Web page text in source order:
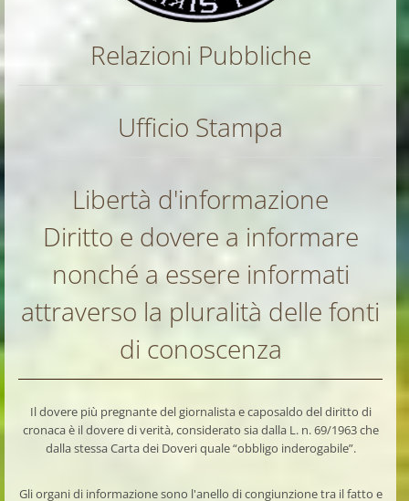
Relazioni Pubbliche
Ufficio Stampa
Libertà d'informazione
Diritto e dovere a informare
nonché a essere informati
attraverso la pluralità delle fonti
di conoscenza
Il dovere più pregnante del giornalista e caposaldo del diritto di
cronaca è il dovere di verità, considerato sia dalla L. n. 69/1963 che
dalla stessa Carta dei Doveri quale “obbligo inderogabile”.
Gli organi di informazione sono l'anello di congiunzione tra il fatto e